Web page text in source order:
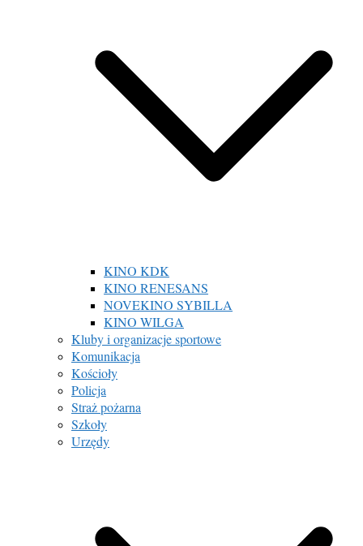
KINO KDK
KINO RENESANS
NOVEKINO SYBILLA
KINO WILGA
Kluby i organizacje sportowe
Komunikacja
Kościoły
Policja
Straż pożarna
Szkoły
Urzędy